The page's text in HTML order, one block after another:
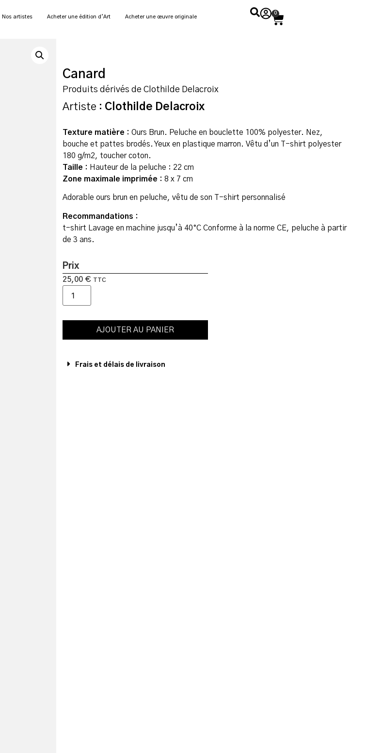
Nos artistes Acheter une édition d’Art Acheter une œuvre originale
0
Canard
Produits dérivés de Clothilde Delacroix
Artiste : Clothilde Delacroix
Texture matière : Ours Brun. Peluche en bouclette 100% polyester. Nez,
bouche et pattes brodés. Yeux en plastique marron. Vêtu d’un T-shirt polyester
180 g/m2, toucher coton.
Taille : Hauteur de la peluche : 22 cm
Zone maximale imprimée : 8 x 7 cm
Adorable ours brun en peluche, vêtu de son T-shirt personnalisé
Recommandations :
t-shirt Lavage en machine jusqu’à 40°C Conforme à la norme CE, peluche à partir
de 3 ans.
Prix
25,00 € TTC
AJOUTER AU PANIER
Frais et délais de livraison